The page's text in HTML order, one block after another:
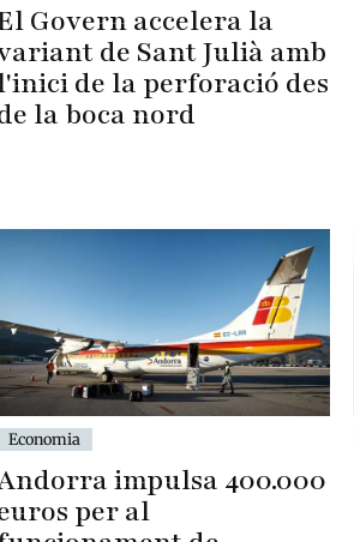
Govern accelera la
de Sant Julià amb
de la perforació des
la boca nord
Economia
impulsa 400.000
per al